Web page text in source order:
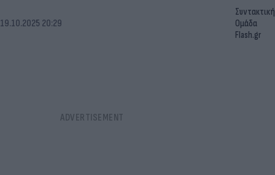
19.10.2025 20:29
Συντακτική
Ομάδα
Flash.gr